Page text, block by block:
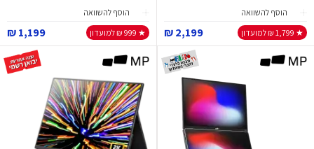
הוסף להשוואה
★ 1,799 ₪ למועדון
2,199 ₪
הוסף להשוואה
★ 999 ₪ למועדון
1,199 ₪